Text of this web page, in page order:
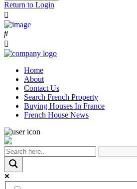
Return to Login
Home
About
Contact Us
Search French Property
Buying Houses In France
French House News